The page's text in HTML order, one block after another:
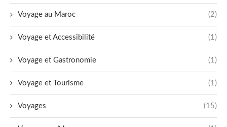
Voyage au Maroc (2)
Voyage et Accessibilité (1)
Voyage et Gastronomie (1)
Voyage et Tourisme (1)
Voyages (15)